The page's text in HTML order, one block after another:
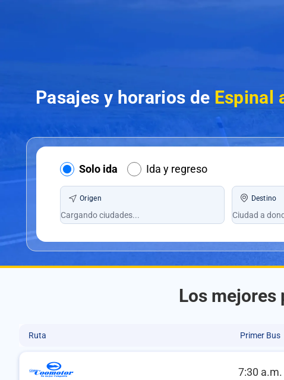
Pasajes y horarios de Espinal
Solo ida Ida y regreso
Origen Destino
Los mejores
Ruta Primer Bus
7:30 a.m.